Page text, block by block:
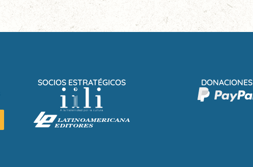
SOCIOS ESTRATÉGICOS DONACIONES